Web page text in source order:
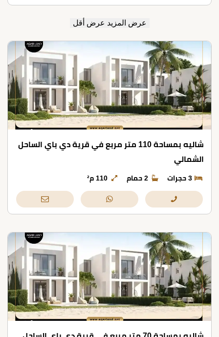
عرض المزيد عرض أقل
شاليه بمساحة 110 متر مربع في قرية دي باي الساحل
الشمالي
3 حجرات 2 حمام 110 م²